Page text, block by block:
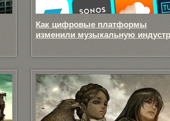
Как цифровые платформы
изменили музыкальную